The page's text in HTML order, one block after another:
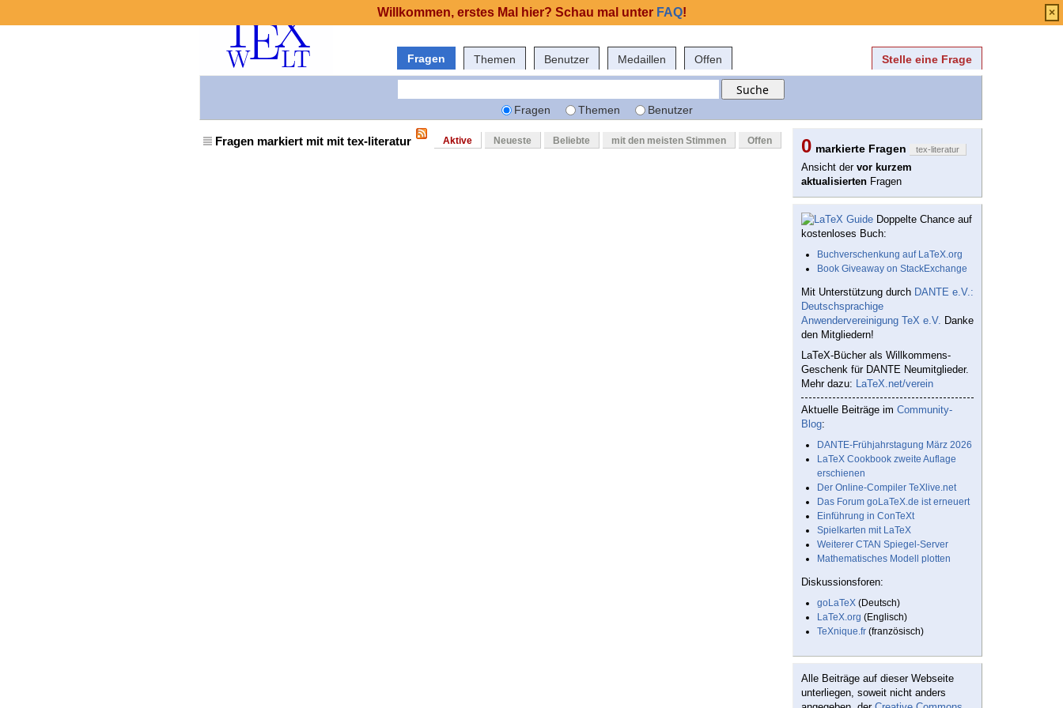
Fragen Themen Benutzer Medaillen Offen Stelle eine Frage
Fragen Themen Benutzer
Fragen markiert mit mit tex-literatur Aktive Neueste Beliebte mit den meisten Stimmen Offen 0 markierte Fragen tex-literatur
Ansicht der vor kurzem
aktualisierten Fragen
Doppelte Chance auf
kostenloses Buch:
Buchverschenkung auf LaTeX.org
Book Giveaway on StackExchange
Mit Unterstützung durch DANTE e.V.:
Deutschsprachige
Anwendervereinigung TeX e.V. Danke
den Mitgliedern!
LaTeX-Bücher als Willkommens-
Geschenk für DANTE Neumitglieder.
Mehr dazu: LaTeX.net/verein
Aktuelle Beiträge im Community-
Blog:
DANTE-Frühjahrstagung März 2026
LaTeX Cookbook zweite Auflage
erschienen
Der Online-Compiler TeXlive.net
Das Forum goLaTeX.de ist erneuert
Einführung in ConTeXt
Spielkarten mit LaTeX
Weiterer CTAN Spiegel-Server
Mathematisches Modell plotten
Diskussionsforen:
goLaTeX (Deutsch)
LaTeX.org (Englisch)
TeXnique.fr (französisch)
Alle Beiträge auf dieser Webseite
unterliegen, soweit nicht anders
Willkommen, erstes Mal hier? Schau mal unter FAQ! ×